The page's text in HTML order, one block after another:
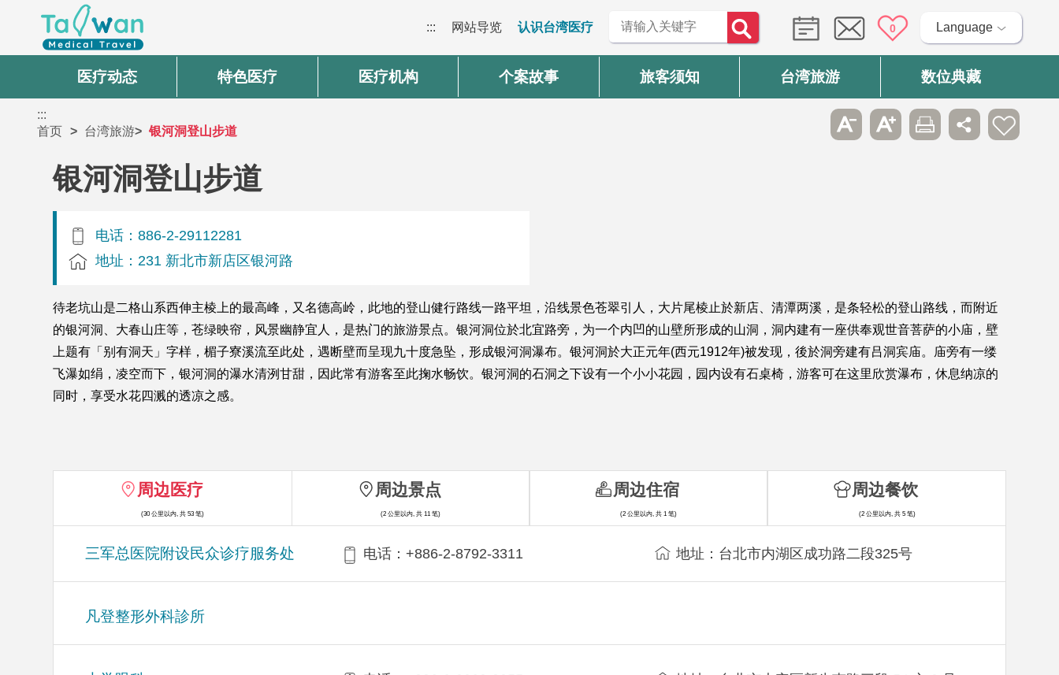
::: 网站导览 认识台湾医疗 0 Language
医疗动态 特色医疗 医疗机构 个案故事 旅客须知 台湾旅游 数位典藏
:::
首页
台湾旅游 银河洞登山步道
银河洞登山步道
电话：886-2-29112281
地址：231 新北市新店区银河路
待老坑山是二格山系西伸主棱上的最高峰，又名德高岭，此地的登山健行路线一路平坦，沿线景色苍翠引人，大片尾棱止於新店、清潭两溪，是条轻松的登山路线，而附近
的银河洞、大春山庄等，苍绿映帘，风景幽静宜人，是热门的旅游景点。银河洞位於北宜路旁，为一个内凹的山壁所形成的山洞，洞内建有一座供奉观世音菩萨的小庙，壁
上题有「别有洞天」字样，楣子寮溪流至此处，遇断壁而呈现九十度急坠，形成银河洞瀑布。银河洞於大正元年(西元1912年)被发现，後於洞旁建有吕洞宾庙。庙旁有一缕
飞瀑如绢，凌空而下，银河洞的瀑水清洌甘甜，因此常有游客至此掬水畅饮。银河洞的石洞之下设有一个小小花园，园内设有石桌椅，游客可在这里欣赏瀑布，休息纳凉的
同时，享受水花四溅的透凉之感。
周边医疗
(30 公里以内, 共 53 笔)
三军总医院附设民众诊疗服务处 电话：+886-2-8792-3311 地址：台北市内湖区成功路二段325号
凡登整形外科診所
周边景点
(2 公里以内, 共 11 笔)
周边住宿
(2 公里以内, 共 1 笔)
周边餐饮
(2 公里以内, 共 5 笔)